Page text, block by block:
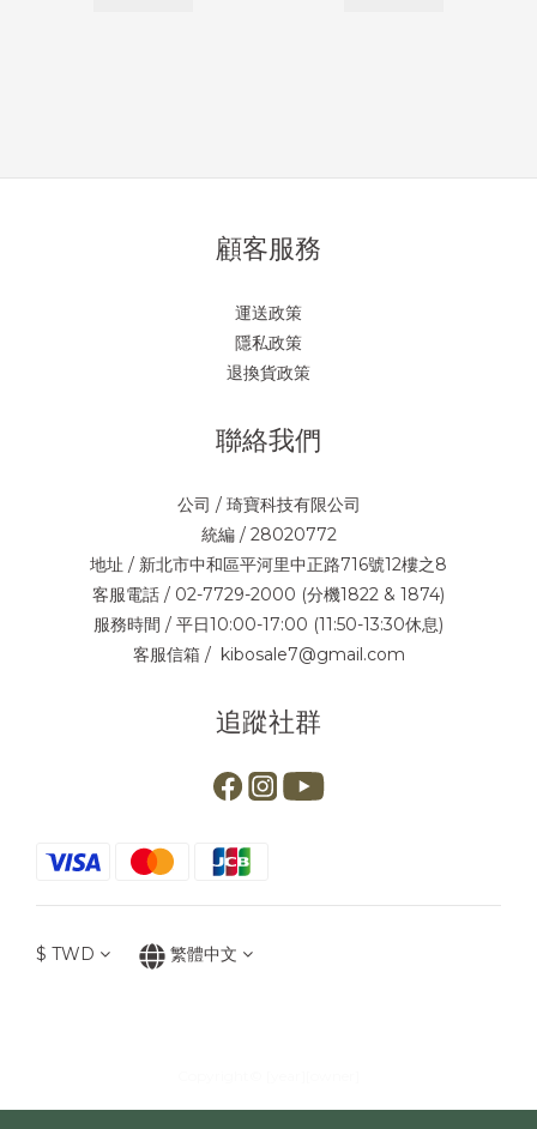
顧客服務
運送政策
隱私政策
退換貨政策
聯絡我們
公司 / 琦寶科技有限公司
統編 / 28020772
地址 / 新北市中和區平河里中正路716號12樓之8
客服電話 / 02-7729-2000 (分機1822 & 1874)
服務時間 / 平日10:00-17:00 (11:50-13:30休息)
客服信箱 / kibosale7@gmail.com
追蹤社群
$ TWD 繁體中文